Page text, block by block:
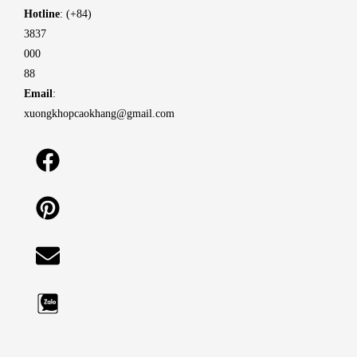
Hotline: (+84)
3837
000
88
Email:
xuongkhopcaokhang@gmail.com